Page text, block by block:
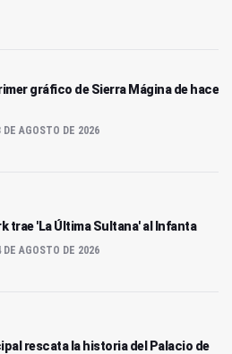
gráfico de Sierra Mágina de hace
DE AGOSTO DE 2026
trae 'La Última Sultana' al Infanta
DE AGOSTO DE 2026
rescata la historia del Palacio de